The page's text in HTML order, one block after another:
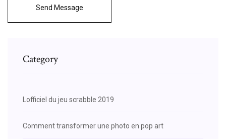
Send Message
Category
Lofficiel du jeu scrabble 2019
Comment transformer une photo en pop art